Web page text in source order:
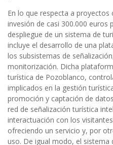
En lo que respecta a
invesión de casi 300.000 euros
despliegue de un sistema de
incluye el desarrollo de una
los subsistemas de
monitorización. Dicha
turística de Pozoblanco,
implicados en la gestión
promoción y captación de
red de señalización turística
interactuación con los
ofreciendo un servicio y, por
uso. De igual modo, el sistema